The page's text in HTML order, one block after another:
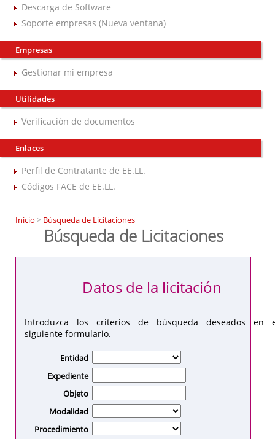
Descarga de Software
Soporte empresas (Nueva ventana)
Empresas
Gestionar mi empresa
Utilidades
Verificación de documentos
Enlaces
Perfil de Contratante de EE.LL.
Códigos FACE de EE.LL.
Inicio > Búsqueda de Licitaciones
Búsqueda de Licitaciones
Introduzca los criterios de búsqueda deseados en
siguiente formulario.
Datos de la licitación
Entidad
Expediente
Objeto
Modalidad
Procedimiento